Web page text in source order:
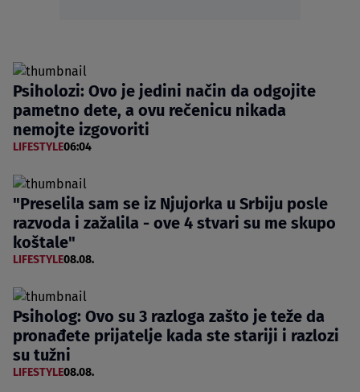
Psiholozi: Ovo je jedini način da odgojite
pametno dete, a ovu rečenicu nikada
nemojte izgovoriti
LIFESTYLE06:04
"Preselila sam se iz Njujorka u Srbiju posle
razvoda i zažalila - ove 4 stvari su me skupo
koštale"
LIFESTYLE08.08.
Psiholog: Ovo su 3 razloga zašto je teže da
pronađete prijatelje kada ste stariji i razlozi
su tužni
LIFESTYLE08.08.